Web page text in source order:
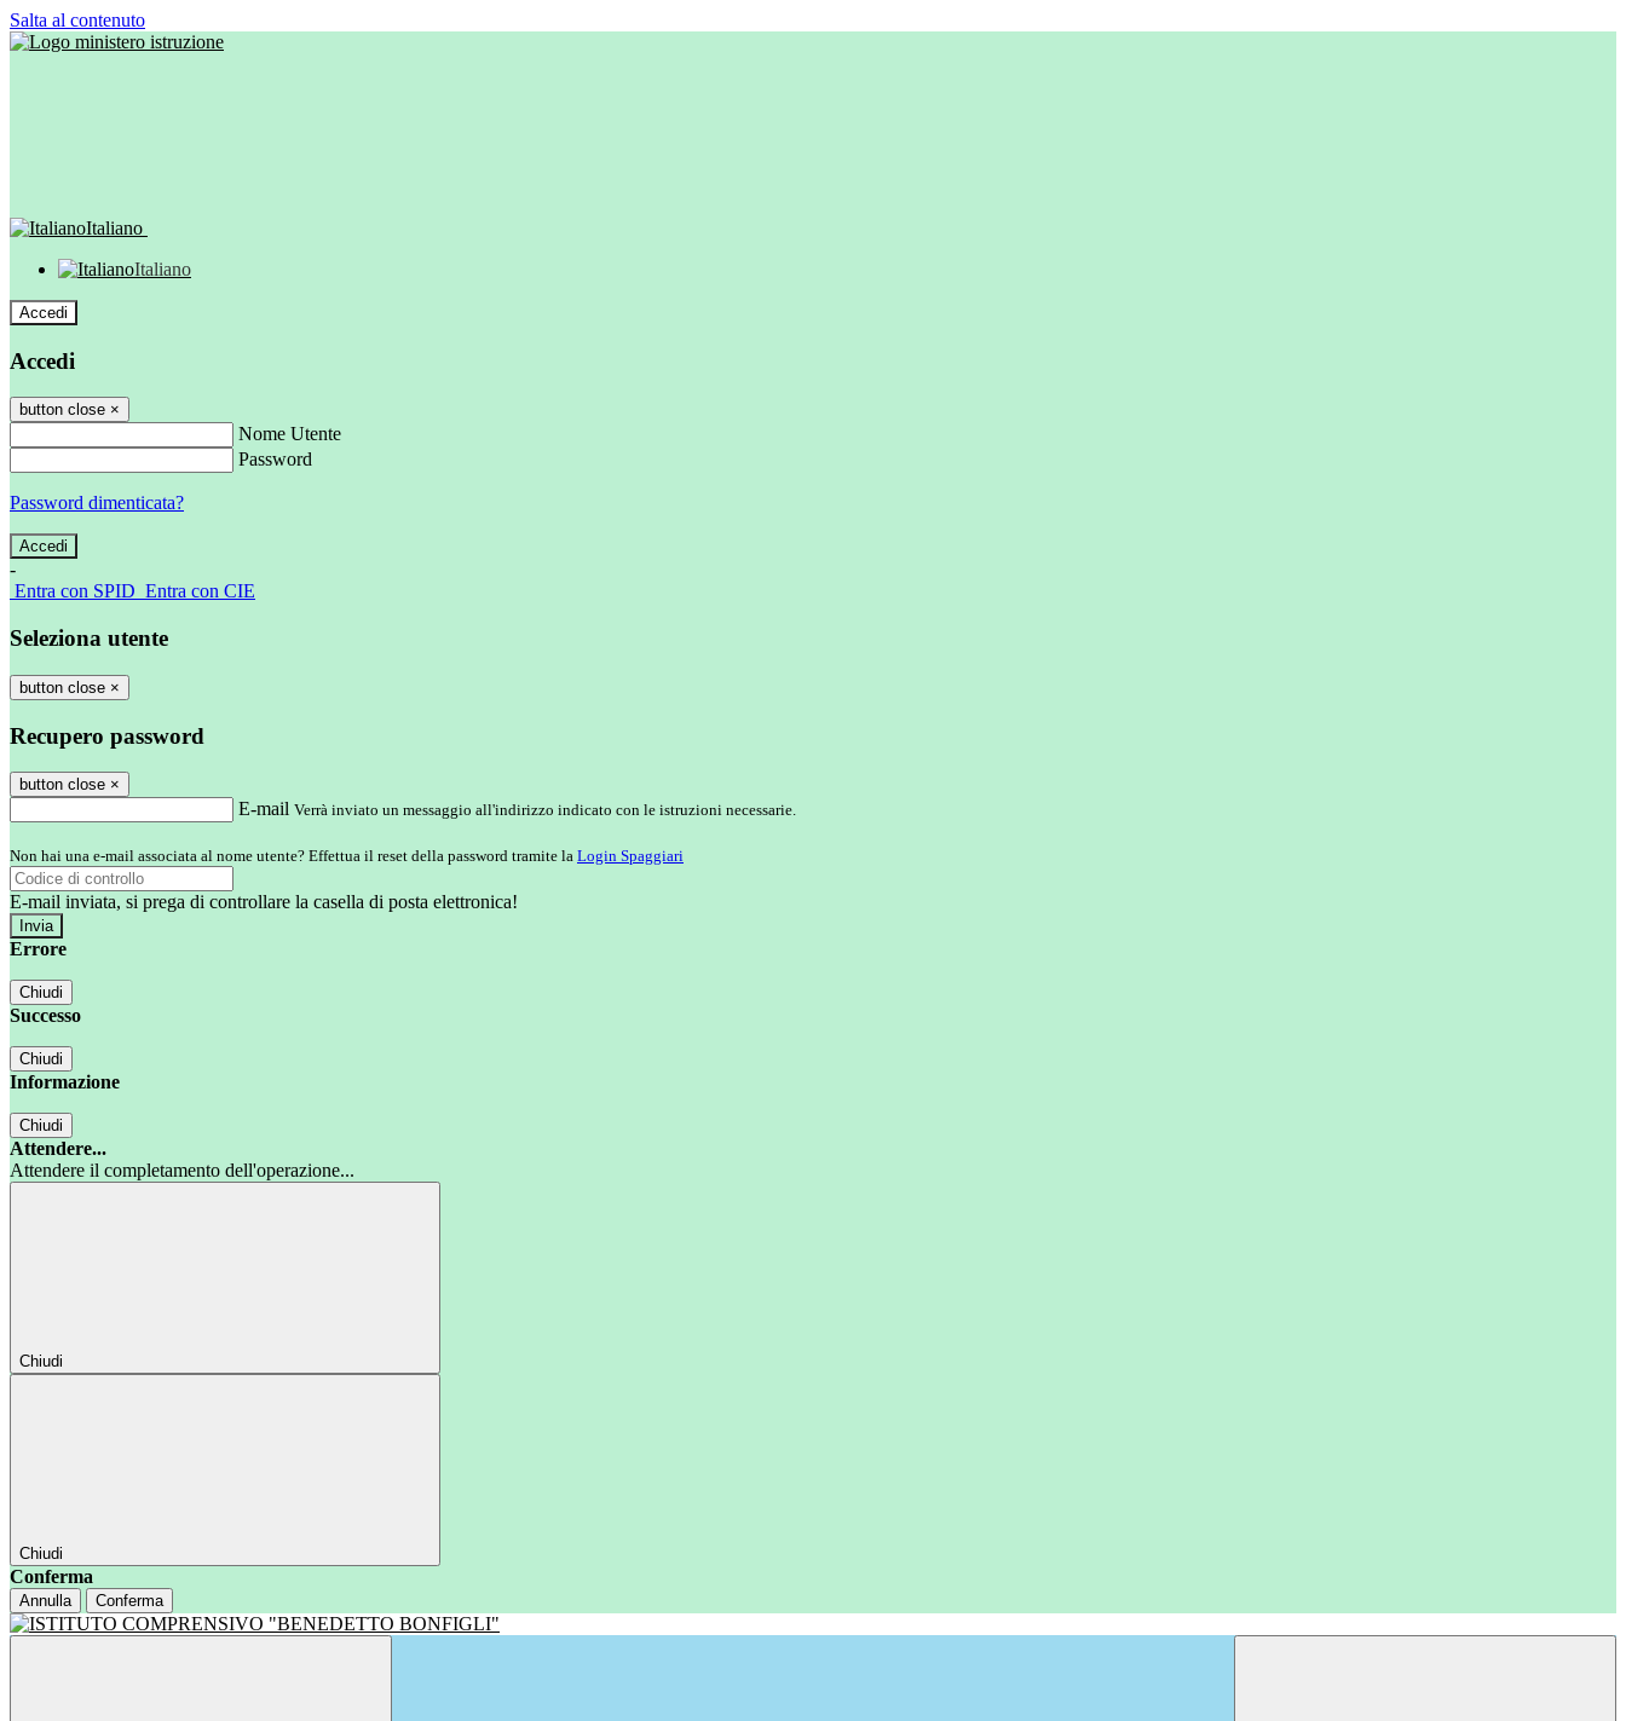
Salta al contenuto
Italiano
Italiano
Accedi
Accedi
button close ×
Nome Utente
Password
Password dimenticata?
-
Entra con SPID Entra con CIE
Seleziona utente
button close ×
Recupero password
button close ×
E-mail Verrà inviato un messaggio all'indirizzo indicato con le istruzioni necessarie.
Non hai una e-mail associata al nome utente? Effettua il reset della password tramite la Login Spaggiari
E-mail inviata, si prega di controllare la casella di posta elettronica!
Errore
Chiudi
Successo
Chiudi
Informazione
Chiudi
Attendere...
Attendere il completamento dell'operazione...
Chiudi
Chiudi
Conferma
Annulla Conferma